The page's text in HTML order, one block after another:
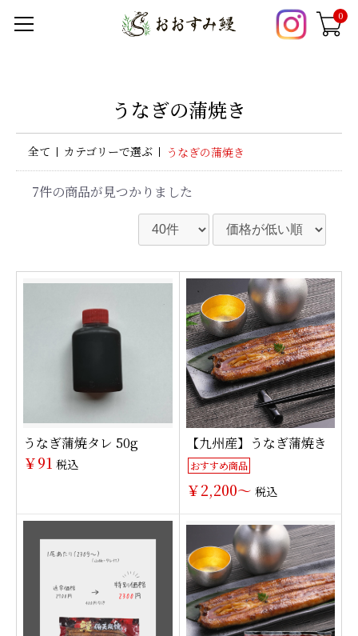
0
うなぎの蒲焼き
全て カテゴリーで選ぶ うなぎの蒲焼き
7件の商品が見つかりました
うなぎ蒲焼タレ 50g
￥91 税込
【九州産】うなぎ蒲焼き
おすすめ商品
￥2,200～ 税込